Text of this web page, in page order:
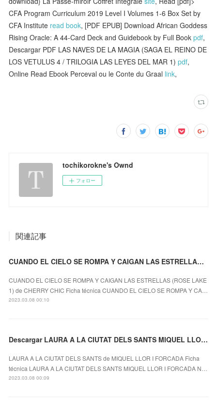
CFA Program Curriculum 2019 Level I Volumes 1-6 Box Set by
CFA Institute read book, [PDF EPUB] Download African Goddess
Rising Oracle: A 44-Card Deck and Guidebook by Full Bookpdf,
Descargar PDF LAS NAVES DE LA MAGIA (SAGA EL REINO DE
LOS VETULUS 4 / TRILOGIA LAS LEYES DEL MAR 1)pdf,
Online Read Ebook Perceval ou le Conte du Graal link,
tochikorokne's Ownd
フォロー
関連記事
CUANDO EL CIELO SE ROMPA Y CAIGAN LAS ESTRELLAS (ROSE LAKE 1) leer el libro pdf
CUANDO EL CIELO SE ROMPA Y CAIGAN LAS ESTRELLAS (ROSE LAKE
1) de CHERRY CHIC Ficha técnica CUANDO EL CIELO SE ROMPA Y CA…
2023.03.08 00:10
Descargar LAURA A LA CIUTAT DELS SANTS MIQUEL LLOR I FORCADA Gratis - EPUB, PDF y MOBI
LAURA A LA CIUTAT DELS SANTS de MIQUEL LLOR I FORCADA Ficha
técnica LAURA A LA CIUTAT DELS SANTS MIQUEL LLOR I FORCADA N…
2023.03.08 00:09